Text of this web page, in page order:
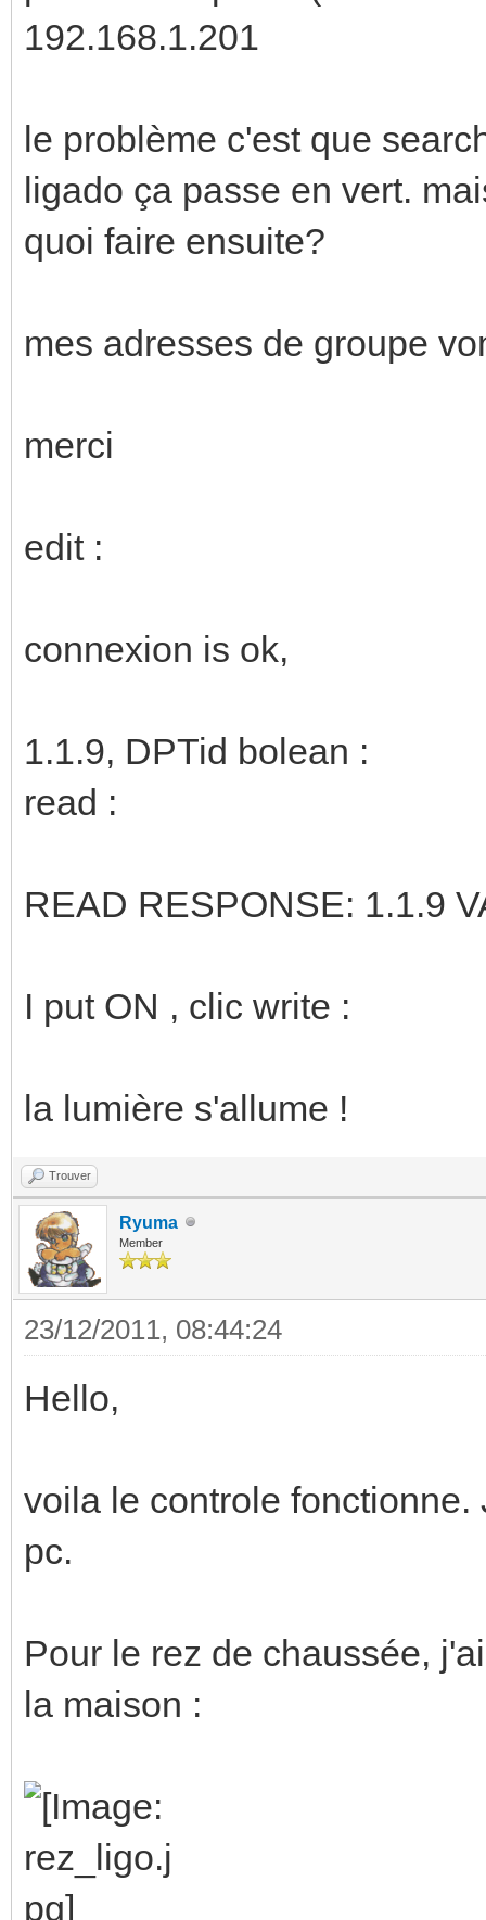
192.168.1.201
le problème c'est que
ligado ça passe en vert.
quoi faire ensuite?
mes adresses de groupe
merci
edit :
connexion is ok,
1.1.9, DPTid bolean :
read :
READ RESPONSE: 1.1.9
I put ON , clic write :
la lumière s'allume !
Trouver
Ryuma
Member
23/12/2011, 08:44:24
Hello,
voila le controle
pc.
Pour le rez de chaussée,
la maison :